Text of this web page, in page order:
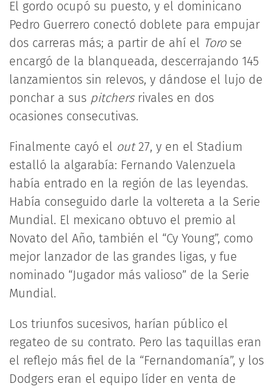
El gordo ocupó su puesto, y el dominicano
Pedro Guerrero conectó doblete para empujar
dos carreras más; a partir de ahí el Torose
encargó de la blanqueada, descerrajando 145
lanzamientos sin relevos, y dándose el lujo de
ponchar a sus pitchersrivales en dos
ocasiones consecutivas.
Finalmente cayó el out27, y en el Stadium
estalló la algarabía: Fernando Valenzuela
había entrado en la región de las leyendas.
Había conseguido darle la voltereta a la Serie
Mundial. El mexicano obtuvo el premio al
Novato del Año, también el “Cy Young”, como
mejor lanzador de las grandes ligas, y fue
nominado “Jugador más valioso” de la Serie
Mundial.
Los triunfos sucesivos, harían público el
regateo de su contrato. Pero las taquillas eran
el reflejo más fiel de la “Fernandomanía”, y los
Dodgers eran el equipo líder en venta de